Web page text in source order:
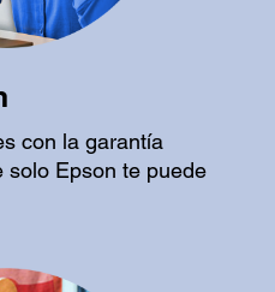
con la garantía
solo Epson te puede